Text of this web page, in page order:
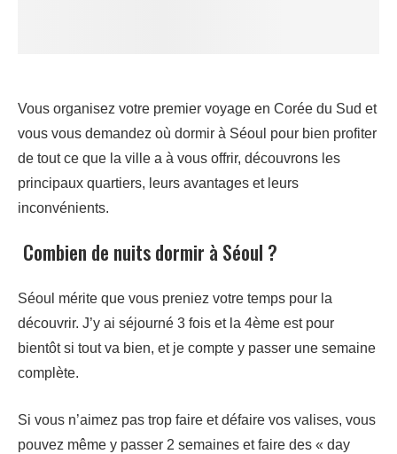
Vous organisez votre premier voyage en Corée du Sud et
vous vous demandez où dormir à Séoul pour bien profiter
de tout ce que la ville a à vous offrir, découvrons les
principaux quartiers, leurs avantages et leurs
inconvénients.
Combien de nuits dormir à Séoul ?
Séoul mérite que vous preniez votre temps pour la
découvrir. J’y ai séjourné 3 fois et la 4ème est pour
bientôt si tout va bien, et je compte y passer une semaine
complète.
Si vous n’aimez pas trop faire et défaire vos valises, vous
pouvez même y passer 2 semaines et faire des « day